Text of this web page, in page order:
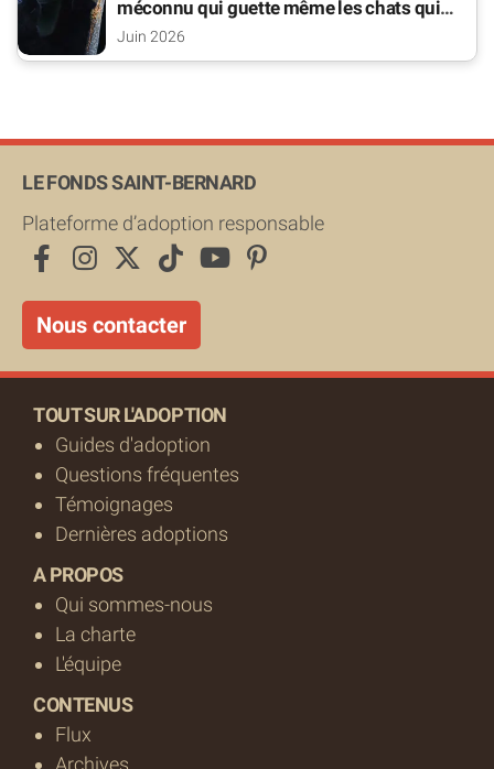
méconnu qui guette même les chats qui
sortent
Juin 2026
LE FONDS SAINT-BERNARD
Plateforme d’adoption responsable
Nous contacter
TOUT SUR L'ADOPTION
Guides d'adoption
Questions fréquentes
Témoignages
Dernières adoptions
A PROPOS
Qui sommes-nous
La charte
L'équipe
CONTENUS
Flux
Archives